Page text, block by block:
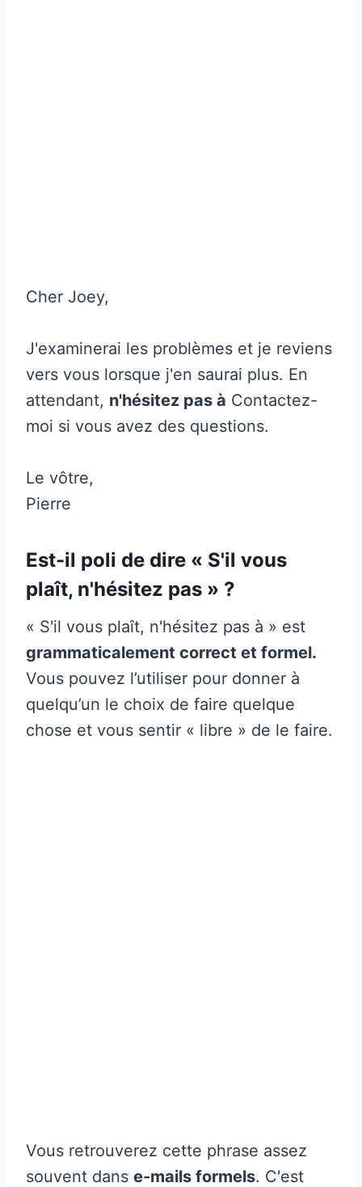
Cher Joey,
J'examinerai les problèmes et je reviens
vers vous lorsque j'en saurai plus. En
attendant, n'hésitez pas à Contactez-
moi si vous avez des questions.
Le vôtre,
Pierre
Est-il poli de dire « S'il vous
plaît, n'hésitez pas » ?
« S'il vous plaît, n'hésitez pas à » est
grammaticalement correct et formel.
Vous pouvez l’utiliser pour donner à
quelqu’un le choix de faire quelque
chose et vous sentir « libre » de le faire.
Vous retrouverez cette phrase assez
souvent dans e-mails formels. C'est